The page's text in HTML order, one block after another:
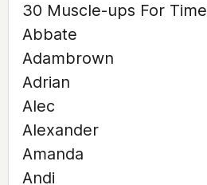
30 Muscle-ups For Time
Abbate
Adambrown
Adrian
Alec
Alexander
Amanda
Andi